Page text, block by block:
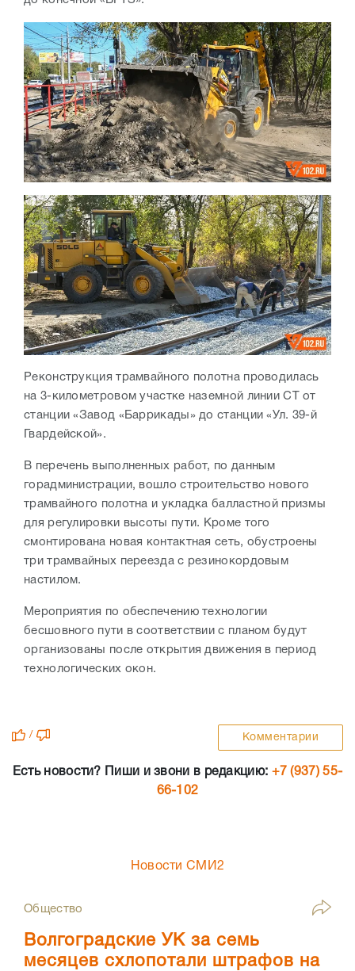
Реконструкция трамвайного полотна проводилась
на 3-километровом участке наземной линии СТ от
станции «Завод «Баррикады» до станции «Ул. 39-й
Гвардейской».
В перечень выполненных работ, по данным
горадминистрации, вошло строительство нового
трамвайного полотна и укладка балластной призмы
для регулировки высоты пути. Кроме того
смонтирована новая контактная сеть, обустроены
три трамвайных переезда с резинокордовым
настилом.
Мероприятия по обеспечению технологии
бесшовного пути в соответствии с планом будут
организованы после открытия движения в период
технологических окон.
/ Комментарии
Есть новости? Пиши и звони в редакцию: +7 (937) 55-
66-102
Новости СМИ2
Общество
Волгоградские УК за семь
месяцев схлопотали штрафов на